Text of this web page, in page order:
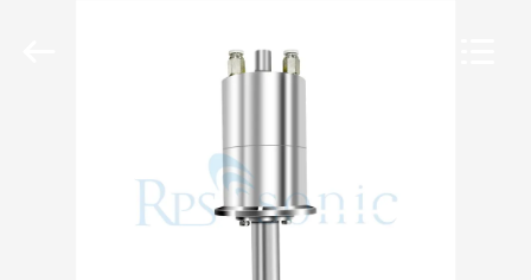
PRODUITS